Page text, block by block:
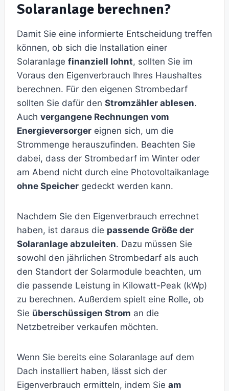
Solaranlage berechnen?
Damit Sie eine informierte Entscheidung treffen
können, ob sich die Installation einer
Solaranlage finanziell lohnt, sollten Sie im
Voraus den Eigenverbrauch Ihres Haushaltes
berechnen. Für den eigenen Strombedarf
sollten Sie dafür den Stromzähler ablesen.
Auch vergangene Rechnungen vom
Energieversorger eignen sich, um die
Strommenge herauszufinden. Beachten Sie
dabei, dass der Strombedarf im Winter oder
am Abend nicht durch eine Photovoltaikanlage
ohne Speicher gedeckt werden kann.
Nachdem Sie den Eigenverbrauch errechnet
haben, ist daraus die passende Größe der
Solaranlage abzuleiten. Dazu müssen Sie
sowohl den jährlichen Strombedarf als auch
den Standort der Solarmodule beachten, um
die passende Leistung in Kilowatt-Peak (kWp)
zu berechnen. Außerdem spielt eine Rolle, ob
Sie überschüssigen Strom an die
Netzbetreiber verkaufen möchten.
Wenn Sie bereits eine Solaranlage auf dem
Dach installiert haben, lässt sich der
Eigenverbrauch ermitteln, indem Sie am